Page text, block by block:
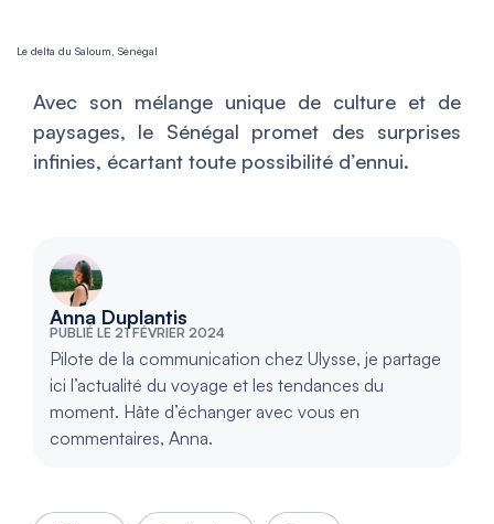
Le delta du Saloum, Sénégal
Avec son mélange unique de culture et de
paysages, le Sénégal promet des surprises
infinies, écartant toute possibilité d’ennui.
Anna Duplantis
PUBLIÉ LE 21 FÉVRIER 2024
Pilote de la communication chez Ulysse, je partage
ici l’actualité du voyage et les tendances du
moment. Hâte d’échanger avec vous en
commentaires, Anna.